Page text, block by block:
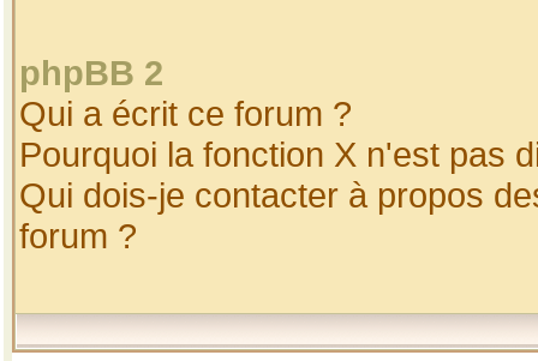
phpBB 2
Qui a écrit ce forum ?
Pourquoi la fonction X n'est pas
Qui dois-je contacter à propos
forum ?